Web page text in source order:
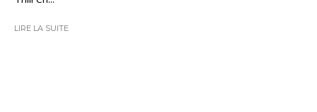
LIRE LA SUITE